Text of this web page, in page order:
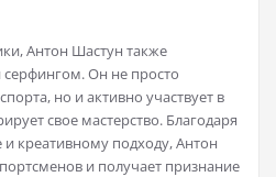
Антон Шастун также
серфингом. Он не просто
но и активно участвует в
свое мастерство. Благодаря
креативному подходу, Антон
и получает признание